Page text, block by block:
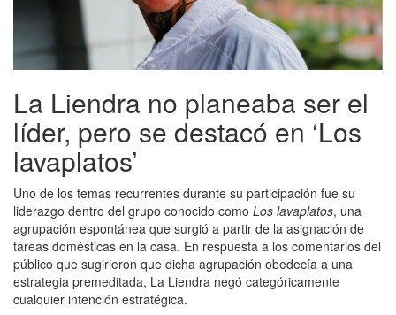
La Liendra no planeaba ser el
líder, pero se destacó en ‘Los
lavaplatos’
Uno de los temas recurrentes durante su participación fue su
liderazgo dentro del grupo conocido como Los lavaplatos, una
agrupación espontánea que surgió a partir de la asignación de
tareas domésticas en la casa. En respuesta a los comentarios del
público que sugirieron que dicha agrupación obedecía a una
estrategia premeditada, La Liendra negó categóricamente
cualquier intención estratégica.